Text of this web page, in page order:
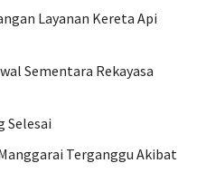
Layanan Kereta Api
Sementara Rekayasa
Selesai
Terganggu Akibat